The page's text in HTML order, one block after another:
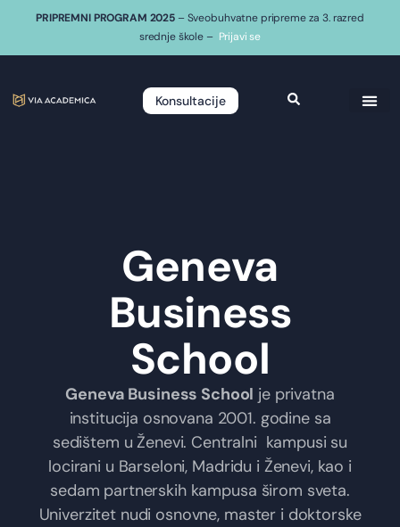
PRIPREMNI PROGRAM 2025 – Sveobuhvatne pripreme za 3. razred
srednje škole – Prijavi se
Konsultacije
Geneva
Business
School
Geneva Business School je privatna
institucija osnovana 2001. godine sa
sedištem u Ženevi. Centralni kampusi su
locirani u Barseloni, Madridu i Ženevi, kao i
sedam partnerskih kampusa širom sveta.
Univerzitet nudi osnovne, master i doktorske